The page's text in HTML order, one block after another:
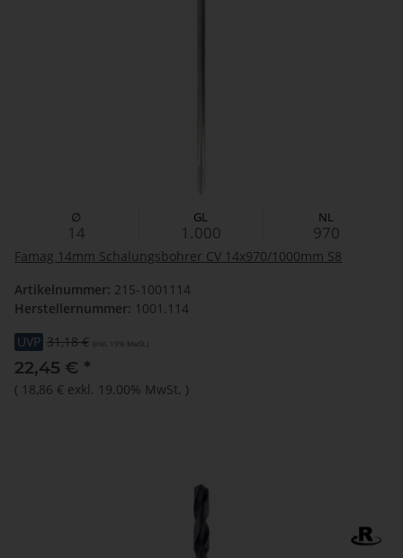
∅
14
GL
1.000
NL
970
Famag 14mm Schalungsbohrer CV 14x970/1000mm S8
Artikelnummer: 215-1001114
Herstellernummer: 1001.114
UVP 31,18 € (inkl. 19% MwSt.)
22,45 € *
( 18,86 € exkl. 19.00% MwSt. )